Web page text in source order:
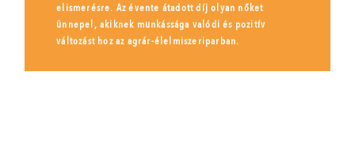
elismerésre. Az évente átadott díj olyan nőket
ünnepel, akiknek munkássága valódi és pozitív
változást hoz az agrár-élelmiszeriparban.